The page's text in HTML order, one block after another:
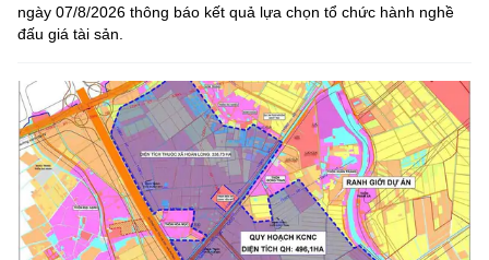
ngày 07/8/2026 thông báo kết quả lựa chọn tổ chức hành nghề
đấu giá tài sản.